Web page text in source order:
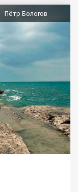
Пётр Бологов